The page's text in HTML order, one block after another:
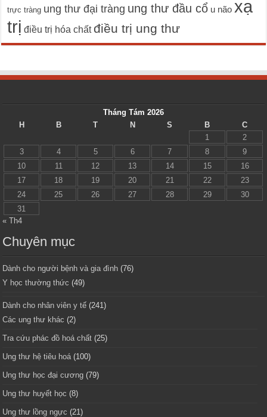
trực tràng ung thư đại tràng ung thư đầu cổ u não xạ
trị điều trị hóa chất điều trị ung thư
Tháng Tám 2026
H
B T N S B
C
1
2
3
4 5 6 7 8
9
10
11 12 13 14 15
16
17
18 19 20 21 22
23
24
25 26 27 28 29
30
31
« Th4
Chuyên mục
Dành cho người bệnh và gia đình (76)
Y học thường thức (49)
Dành cho nhân viên y tế (241)
Các ung thư khác (2)
Tra cứu phác đồ hoá chất (25)
Ung thư hệ tiêu hoá (100)
Ung thư học đại cương (79)
Ung thư huyết học (8)
Ung thư lồng ngực (21)